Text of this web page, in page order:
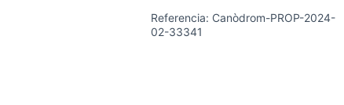
Referencia: Canòdrom-PROP-2024-
02-33341